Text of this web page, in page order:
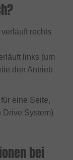
verläuft rechts
links (um
den Antrieb
eine Seite,
Drive System)
bei